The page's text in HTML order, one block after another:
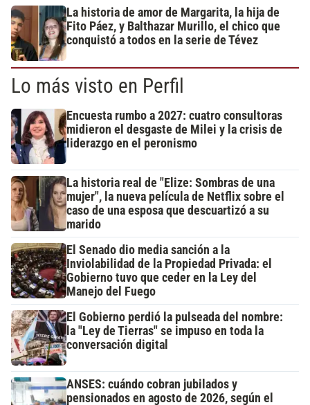
La historia de amor de Margarita, la hija de
Fito Páez, y Balthazar Murillo, el chico que
conquistó a todos en la serie de Tévez
Lo más visto en Perfil
Encuesta rumbo a 2027: cuatro consultoras
midieron el desgaste de Milei y la crisis de
liderazgo en el peronismo
La historia real de "Elize: Sombras de una
mujer", la nueva película de Netflix sobre el
caso de una esposa que descuartizó a su
marido
El Senado dio media sanción a la
Inviolabilidad de la Propiedad Privada: el
Gobierno tuvo que ceder en la Ley del
Manejo del Fuego
El Gobierno perdió la pulseada del nombre:
la "Ley de Tierras" se impuso en toda la
conversación digital
ANSES: cuándo cobran jubilados y
pensionados en agosto de 2026, según el